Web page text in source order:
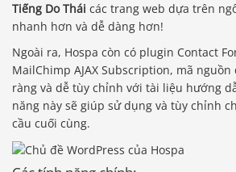
Tiếng Do Thái các trang web dựa trên
nhanh hơn và dễ dàng hơn!
Ngoài ra, Hospa còn có plugin Contact
MailChimp AJAX Subscription, mã
ràng và dễ tùy chỉnh với tài liệu hướng
năng này sẽ giúp sử dụng và tùy chỉnh
cầu cuối cùng.